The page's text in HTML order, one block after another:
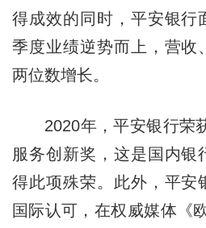
得成效的同时，平安银行
季度业绩逆势而上，营收
两位数增长。
2020年，平安银行荣
服务创新奖，这是国内银
得此项殊荣。此外，平安
国际认可，在权威媒体《